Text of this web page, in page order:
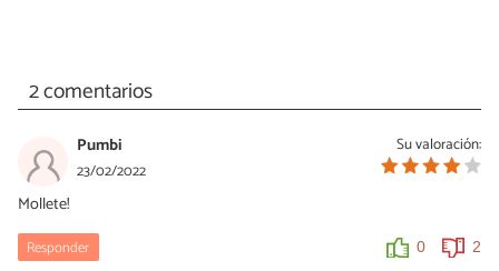
2 comentarios
Su valoración:
Pumbi
23/02/2022
Mollete!
Responder 0 2